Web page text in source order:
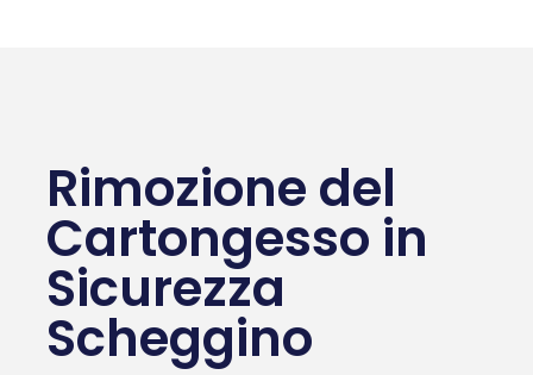
Rimozione del
Cartongesso in
Sicurezza
Scheggino